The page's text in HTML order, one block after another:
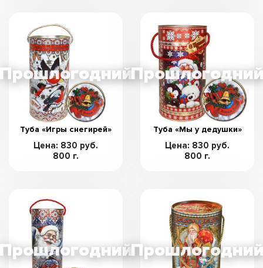
Туба «Игры снегирей»
Цена: 830 руб.
800 г.
Туба «Мы у дедушки»
Цена: 830 руб.
800 г.